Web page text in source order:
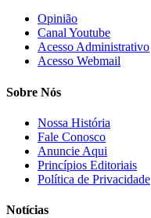
Opinião
Canal Youtube
Acesso Administrativo
Acesso Webmail
Sobre Nós
Nossa História
Fale Conosco
Anuncie Aqui
Princípios Editoriais
Política de Privacidade
Notícias